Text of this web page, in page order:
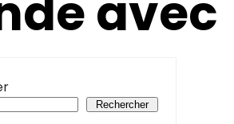
avec
Rechercher